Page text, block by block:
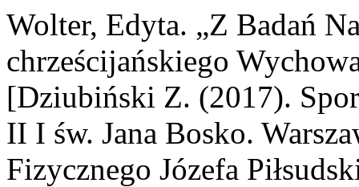
Wolter, Edyta. „Z Badań
chrześcijańskiego
[Dziubiński Z. (2017).
II I św. Jana Bosko.
Fizycznego Józefa